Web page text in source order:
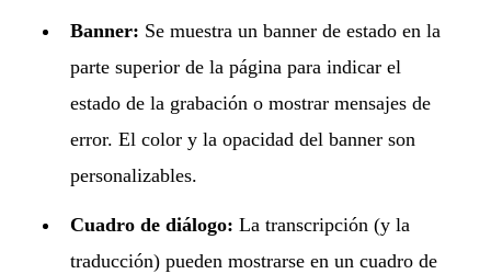
Banner: Se muestra un banner de estado en la
parte superior de la página para indicar el
estado de la grabación o mostrar mensajes de
error. El color y la opacidad del banner son
personalizables.
Cuadro de diálogo: La transcripción (y la
traducción) pueden mostrarse en un cuadro de